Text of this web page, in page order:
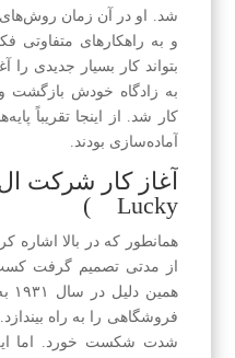
شد. او در آن زمان روش‌های
و به راهکارهای متفاوتی
به زادگاه خودش بازگشت
کار شد. از اینجا تقریباً
آماده‌سازی بودند.
آغاز کار شرکت
Lucky )
همانطور که در بالا
از مدتی تصمیم گرفت
فروشگاهی را به راه بیندازد.
شدت شکست خورد. اما